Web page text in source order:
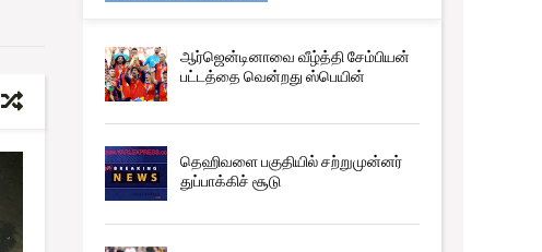
ஆர்ஜென்டினாவை வீழ்த்தி சேம்பியன்
பட்டத்தை வென்றது ஸ்பெயின்
தெஹிவளை பகுதியில் சற்றுமுன்னர்
துப்பாக்கிச் சூடு